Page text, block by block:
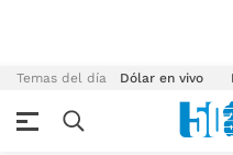
Temas del día Dólar en vivo